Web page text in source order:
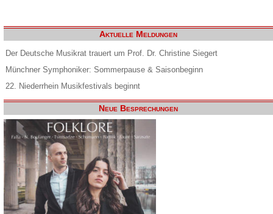
Aktuelle Meldungen
Der Deutsche Musikrat trauert um Prof. Dr. Christine Siegert
Münchner Symphoniker: Sommerpause & Saisonbeginn
22. Niederrhein Musikfestivals beginnt
Neue Besprechungen